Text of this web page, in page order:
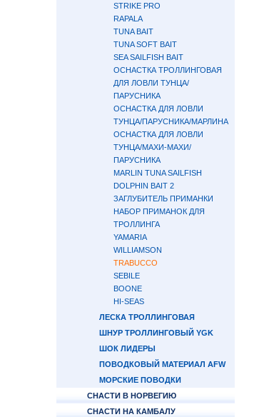
STRIKE PRO
RAPALA
TUNA BAIT
TUNA SOFT BAIT
SEA SAILFISH BAIT
ОСНАСТКА ТРОЛЛИНГОВАЯ
ДЛЯ ЛОВЛИ ТУНЦА/
ПАРУСНИКА
ОСНАСТКА ДЛЯ ЛОВЛИ
ТУНЦА/ПАРУСНИКА/МАРЛИНА
ОСНАСТКА ДЛЯ ЛОВЛИ
ТУНЦА/МАХИ-МАХИ/
ПАРУСНИКА
MARLIN TUNA SAILFISH
DOLPHIN BAIT 2
ЗАГЛУБИТЕЛЬ ПРИМАНКИ
НАБОР ПРИМАНОК ДЛЯ
ТРОЛЛИНГА
YAMARIA
WILLIAMSON
TRABUCCO
SEBILE
BOONE
HI-SEAS
ЛЕСКА ТРОЛЛИНГОВАЯ
ШНУР ТРОЛЛИНГОВЫЙ YGK
ШОК ЛИДЕРЫ
ПОВОДКОВЫЙ МАТЕРИАЛ AFW
МОРСКИЕ ПОВОДКИ
СНАСТИ В НОРВЕГИЮ
СНАСТИ НА КАМБАЛУ